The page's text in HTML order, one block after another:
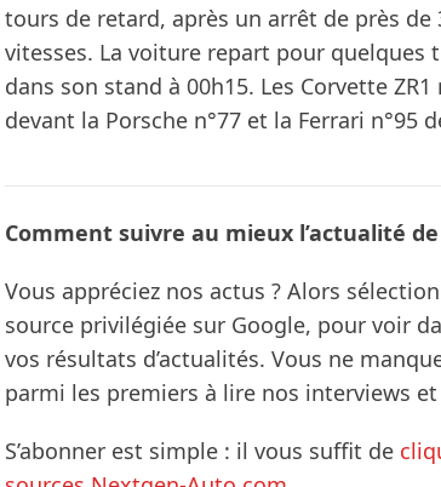
tours de retard, après un arrêt de près
vitesses. La voiture repart pour quelques
dans son stand à 00h15. Les Corvette
devant la Porsche n°77 et la Ferrari n°95
Comment suivre au mieux l’actualité
Vous appréciez nos actus ? Alors
source privilégiée sur Google, pour voir
vos résultats d’actualités. Vous ne
parmi les premiers à lire nos interviews et
S’abonner est simple : il vous suffit de